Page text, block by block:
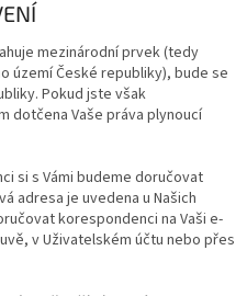
mezinárodní prvek (tedy
území České republiky), bude se
Pokud jste však
dotčena Vaše práva plynoucí
si s Vámi budeme doručovat
adresa je uvedena u Našich
korespondenci na Vaši e-
v Uživatelském účtu nebo přes